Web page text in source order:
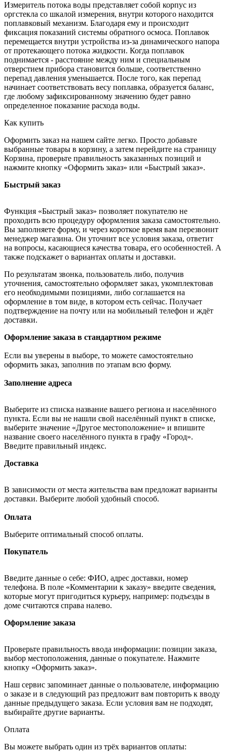
Измеритель потока воды представляет собой корпус из
оргстекла со шкалой измерения, внутри которого находится
поплавковый механизм. Благодаря ему и происходит
фиксация показаний системы обратного осмоса. Поплавок
перемещается внутри устройства из-за динамического напора
от протекающего потока жидкости. Когда поплавок
поднимается - расстояние между ним и специальным
отверстием прибора становится больше, соответственно
перепад давления уменьшается. После того, как перепад
начинает соответствовать весу поплавка, образуется баланс,
где любому зафиксированному значению будет равно
определенное показание расхода воды.
Как купить
Оформить заказ на нашем сайте легко. Просто добавьте
выбранные товары в корзину, а затем перейдите на страницу
Корзина, проверьте правильность заказанных позиций и
нажмите кнопку «Оформить заказ» или «Быстрый заказ».
Быстрый заказ
Функция «Быстрый заказ» позволяет покупателю не
проходить всю процедуру оформления заказа самостоятельно.
Вы заполняете форму, и через короткое время вам перезвонит
менеджер магазина. Он уточнит все условия заказа, ответит
на вопросы, касающиеся качества товара, его особенностей. А
также подскажет о вариантах оплаты и доставки.
По результатам звонка, пользователь либо, получив
уточнения, самостоятельно оформляет заказ, укомплектовав
его необходимыми позициями, либо соглашается на
оформление в том виде, в котором есть сейчас. Получает
подтверждение на почту или на мобильный телефон и ждёт
доставки.
Оформление заказа в стандартном режиме
Если вы уверены в выборе, то можете самостоятельно
оформить заказ, заполнив по этапам всю форму.
Заполнение адреса
Выберите из списка название вашего региона и населённого
пункта. Если вы не нашли свой населённый пункт в списке,
выберите значение «Другое местоположение» и впишите
название своего населённого пункта в графу «Город».
Введите правильный индекс.
Доставка
В зависимости от места жительства вам предложат варианты
доставки. Выберите любой удобный способ.
Оплата
Выберите оптимальный способ оплаты.
Покупатель
Введите данные о себе: ФИО, адрес доставки, номер
телефона. В поле «Комментарии к заказу» введите сведения,
которые могут пригодиться курьеру, например: подъезды в
доме считаются справа налево.
Оформление заказа
Проверьте правильность ввода информации: позиции заказа,
выбор местоположения, данные о покупателе. Нажмите
кнопку «Оформить заказ».
Наш сервис запоминает данные о пользователе, информацию
о заказе и в следующий раз предложит вам повторить к вводу
данные предыдущего заказа. Если условия вам не подходят,
выбирайте другие варианты.
Оплата
Вы можете выбрать один из трёх вариантов оплаты: